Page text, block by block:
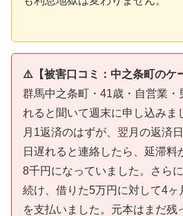
⚠️【被害口コミ：中之条町のケ
群馬中之条町・41歳・自営業・
れると聞いて週末に申し込みま
月1返済のはずが、翌月の返済
日遅れると連絡したら、延滞料
8千円になっていました。さら
続け、借りた5万円に対して4ヶ
を支払いました。元本はまだ残